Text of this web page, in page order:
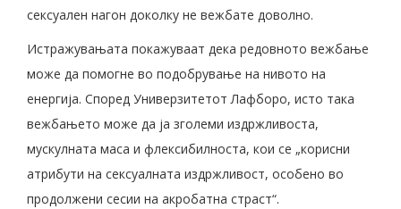
сексуален нагон доколку не вежбате доволно.
Истражувањата покажуваат дека редовното вежбање
може да помогне во подобрување на нивото на
енергија. Според Универзитетот Лафборо, исто така
вежбањето може да ја зголеми издржливоста,
мускулната маса и флексибилноста, кои се „корисни
атрибути на сексуалната издржливост, особено во
продолжени сесии на акробатна страст“.